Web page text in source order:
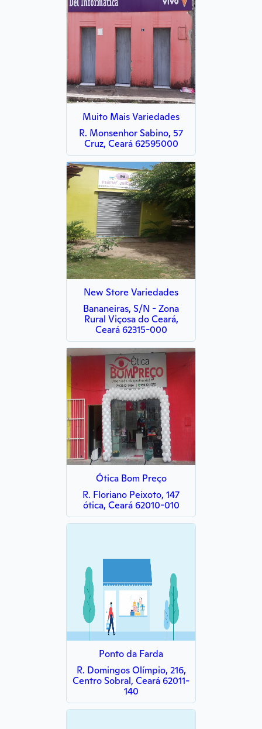
Muito Mais Variedades
R. Monsenhor Sabino, 57
Cruz, Ceará 62595000
New Store Variedades
Bananeiras, S/N - Zona
Rural Viçosa do Ceará,
Ceará 62315-000
Ótica Bom Preço
R. Floriano Peixoto, 147
ótica, Ceará 62010-010
Ponto da Farda
R. Domingos Olímpio, 216,
Centro Sobral, Ceará 62011-
140